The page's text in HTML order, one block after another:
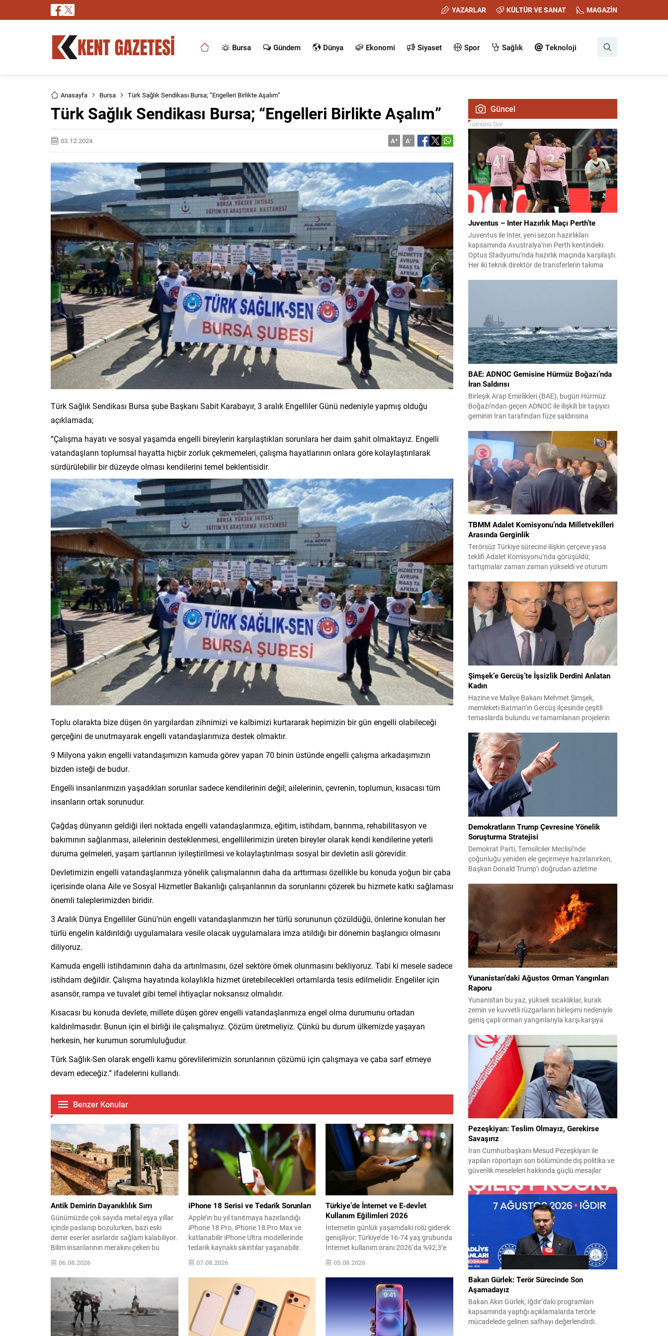
YAZARLAR KÜLTÜR VE SANAT MAGAZİN
Bursa Gündem Dünya Ekonomi Siyaset Spor Sağlık Teknoloji
Anasayfa Bursa Türk Sağlık Sendikası Bursa; “Engelleri Birlikte Aşalım”
Türk Sağlık Sendikası Bursa; “Engelleri Birlikte Aşalım”
03.12.2024 A+ A-
Türk Sağlık Sendikası Bursa şube Başkanı Sabit Karabayır, 3 aralık Engelliler Günü nedeniyle yapmış olduğu
açıklamada;
“Çalışma hayatı ve sosyal yaşamda engelli bireylerin karşılaştıkları sorunlara her daim şahit olmaktayız. Engelli
vatandaşların toplumsal hayatta hiçbir zorluk çekmemeleri, çalışma hayatlarının onlara göre kolaylaştırılarak
sürdürülebilir bir düzeyde olması kendilerini temel beklentisidir.
Toplu olarakta bize düşen ön yargılardan zihnimizi ve kalbimizi kurtararak hepimizin bir gün engelli olabileceği
gerçeğini de unutmayarak engelli vatandaşlarımıza destek olmaktır.
9 Milyona yakın engelli vatandaşımızın kamuda görev yapan 70 binin üstünde engelli çalışma arkadaşımızın
bizden isteği de budur.
Engelli insanlarımızın yaşadıkları sorunlar sadece kendilerinin değil; ailelerinin, çevrenin, toplumun, kısacası tüm
insanların ortak sorunudur.
Çağdaş dünyanın geldiği ileri noktada engelli vatandaşlarımıza, eğitim, istihdam, barınma, rehabilitasyon ve
bakımının sağlanması, ailelerinin desteklenmesi, engellilerimizin üreten bireyler olarak kendi kendilerine yeterli
duruma gelmeleri, yaşam şartlarının iyileştirilmesi ve kolaylaştırılması sosyal bir devletin asli görevidir.
Devletimizin engelli vatandaşlarımıza yönelik çalışmalarının daha da arttırması özellikle bu konuda yoğun bir çaba
içerisinde olana Aile ve Sosyal Hizmetler Bakanlığı çalışanlarının da sorunlarını çözerek bu hizmete katkı sağlaması
önemli taleplerimizden biridir.
3 Aralık Dünya Engelliler Günü’nün engelli vatandaşlarımızın her türlü sorununun çözüldüğü, önlerine konulan her
türlü engelin kaldırıldığı uygulamalara vesile olacak uygulamalara imza atıldığı bir dönemin başlangıcı olmasını
diliyoruz.
Kamuda engelli istihdamının daha da artırılmasını, özel sektöre örnek olunmasını bekliyoruz. Tabi ki mesele sadece
istihdam değildir. Çalışma hayatında kolaylıkla hizmet üretebilecekleri ortamlarda tesis edilmelidir. Engeliler için
asansör, rampa ve tuvalet gibi temel ihtiyaçlar noksansız olmalıdır.
Kısacası bu konuda devlete, millete düşen görev engelli vatandaşlarımıza engel olma durumunu ortadan
kaldırılmasıdır. Bunun için el birliği ile çalışmalıyız. Çözüm üretmeliyiz. Çünkü bu durum ülkemizde yaşayan
herkesin, her kurumun sorumluluğudur.
Türk Sağlık-Sen olarak engelli kamu görevlilerimizin sorunlarının çözümü için çalışmaya ve çaba sarf etmeye
devam edeceğiz.” ifadelerini kullandı.
Benzer Konular
Antik Demirin Dayanıklılık Sırrı
Günümüzde çok sayıda metal eşya yıllar
içinde paslanıp bozulurken, bazı eski
demir eserler asırlardır sağlam kalabiliyor.
Bilim insanlarının merakını çeken bu
farkın kaynağına yönelik son
araştırmalar, geleneksel üretim
yöntemlerinin önemini ortaya koydu.
Hindistan’ın orta kesiminden Agaria
ustalarının kuşaktan kuşağa aktardığı
demir işleme teknikleri incelendiğinde,
metalin yüzeyinde kendiliğinden oluşan
koruyucu bir...
06.08.2026
iPhone 18 Serisi ve Tedarik Sorunları
Apple’ın bu yıl tanıtmaya hazırlandığı
iPhone 18 Pro, iPhone 18 Pro Max ve
katlanabilir iPhone Ultra modellerinde
tedarik kaynaklı sıkıntılar yaşanabilir.
DRAM kıtlığı ve paketleme süreçlerindeki
kısıtlar, ilk parti stokların hızla
tükenmesine ve ön sipariş döneminde
uzun teslimat sürelerine yol açabilir. Yarı
iletken analisti Tim Culpan’a göre, Apple
yeni A20...
07.08.2026
Türkiye’de İnternet ve E-devlet
Kullanım Eğilimleri 2026
İnternetin günlük yaşamdaki rolü giderek
genişliyor; Türkiye’de 16-74 yaş grubunda
İnternet kullanım oranı 2026’da %92,3’e
yükseldi. Bu artışla birlikte, erkeklerin
İnternet kullanım oranı %94,8 iken
kadınlarda %89,9 olarak görüldü.
Vatandaşların çevrimiçi kamu
hizmetlerine erişimi de yaygınlaşıyor. Son
12 ayda e-devlet hizmetlerinden
yararlananların oranı %76 olurken,
erkeklerde bu oran %82,7, kadınlarda...
05.08.2026
Güncel
Tümünü Gör
Juventus – Inter Hazırlık Maçı Perth’te
Juventus ile Inter, yeni sezon hazırlıkları
kapsamında Avustralya’nın Perth kentindeki
Optus Stadyumu’nda hazırlık maçında karşılaştı.
Her iki teknik direktör de transferlerin takıma
Yıldız ilk 11’de görev alırken,...
BAE: ADNOC Gemisine Hürmüz Boğazı’nda
İran Saldırısı
Birleşik Arap Emirlikleri (BAE), bugün Hürmüz
Boğazı’ndan geçen ADNOC ile ilişkili bir taşıyıcı
geminin İran tarafından füze saldırısına
alındığını bildirirken saldırıyı kınadı ve Tahran’ı
korsanlıkla suçladı. WAM ajansının aktardığı ilk
açıklamada, ADNOC’a ait bir geminin sabah
saatlerinde hedef alındığı belirtildi; ilerleyen
dakikalarda ise BAE...
TBMM Adalet Komisyonu’nda Milletvekilleri
Arasında Gerginlik
Terörsüz Türkiye sürecine ilişkin çerçeve yasa
teklifi Adalet Komisyonu’nda görüşüldü;
tartışmalar zaman zaman yükseldi ve oturum
çalışmalarında kimi milletvekilleri arasında sözlü
gerilim yaşandı, daha sonra fiziksel arbede çıktı.
Görüşme sırasında İyi Parti ile MHP milletvekilleri
arasında söz düellosu başladı; taraflar birbirlerini
sert ifadelerle eleştirdi. Tartışma...
Şimşek’e Gercüş’te İşsizlik Derdini Anlatan
Kadın
Hazine ve Maliye Bakanı Mehmet Şimşek,
memleketi Batman’ın Gercüş ilçesinde çeşitli
temaslarda bulundu ve tamamlanan projelerin
sakinleriyle sohbet ettiği esnada bir yaşlı kadının
çocuklarının işsizliğine dair yakınmasını dinledi.
Kadının dertlerini Kürtçe olarak doğrudan Bakan
Şimşek’e aktarması, orada bulunanların ilgisini
çekti. Şimşek ise samimi bir...
Demokratların Trump Çevresine Yönelik
Soruşturma Stratejisi
Demokrat Parti, Temsilciler Meclisi’nde
çoğunluğu yeniden ele geçirmeye hazırlanırken,
Başkan Donald Trump’ı doğrudan azletme
hedef alan kapsamlı soruşturmalar yürütmeyi
planlıyor. Parti yöneticileri ve komisyon
danışmanları, şirketler, yükleniciler ve finans
kuruluşları üzerinden belge ve tanıklık toplama
yöntemlerini değerlendiriyor. Demokratlar, Beyaz
Saray’la doğrudan çatışmaya...
Yunanistan’daki Ağustos Orman Yangınları
Raporu
Yunanistan bu yaz, yüksek sıcaklıklar, kurak
zemin ve kuvvetli rüzgarların birleşimi nedeniyle
geniş çaplı orman yangınlarıyla karşı karşıya
yerleşim birimleri tahliye edildi ve geniş orman
alanları yok oldu. 31 Temmuz’da Attiki’nin batısı
ile Voiotia’da başlayan yangınlar yoğun
müdahale sonucu birkaç gün süren çabalarla...
Pezeşkiyan: Teslim Olmayız, Gerekirse
Savaşırız
İran Cumhurbaşkanı Mesud Pezeşkiyan ile
yapılan röportajın son bölümünde dış politika ve
güvenlik meseleleri hakkında güçlü mesajlar
hem de savunmaya hazır olduklarını vurguladı ve
uygulamaya konulamayan 14 Haziran
mutabakat zaptına ilişkin görüşlerini paylaştı.
“Mutabakat zaptını savunacağız; geri adım
atmayız” Pezeşkiyan, varılan anlaşmanın
savunulacağını belirterek,...
Bakan Gürlek: Terör Sürecinde Son
Aşamadayız
Bakan Akın Gürlek, Iğdır’daki programları
kapsamında yaptığı açıklamalarda terörle
mücadelede gelinen safhayı değerlendirdi.